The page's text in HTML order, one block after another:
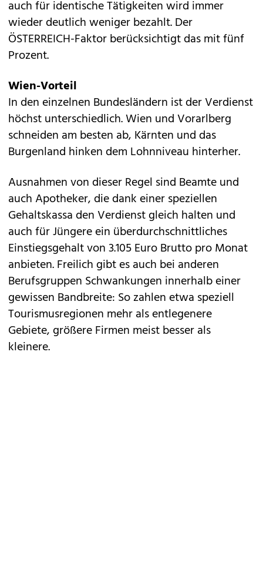
auch für identische Tätigkeiten wird immer
wieder deutlich weniger bezahlt. Der
ÖSTERREICH-Faktor berücksichtigt das mit fünf
Prozent.
Wien-Vorteil
In den einzelnen Bundesländern ist der Verdienst
höchst unterschiedlich. Wien und Vorarlberg
schneiden am besten ab, Kärnten und das
Burgenland hinken dem Lohn­niveau hinterher.
Ausnahmen von dieser Regel sind Beamte und
auch Apotheker, die dank einer speziellen
Gehaltskassa den Verdienst gleich halten und
auch für Jüngere ein überdurchschnittliches
Einstiegsgehalt von 3.105 Euro Brutto pro Monat
anbieten. Freilich gibt es auch bei ­anderen
Berufsgruppen Schwankungen innerhalb einer
gewissen Bandbreite: So zahlen etwa speziell
Tourismusregionen mehr als entlegenere
Gebiete, größere Firmen meist besser als
kleinere.